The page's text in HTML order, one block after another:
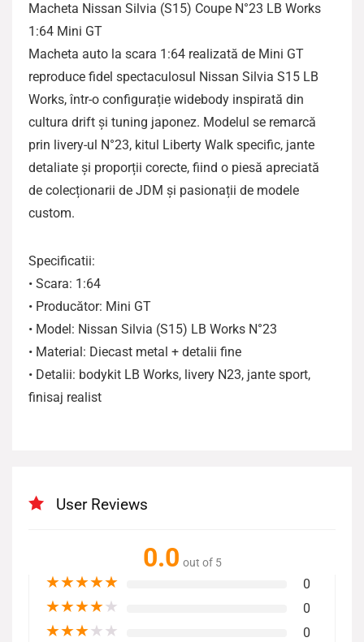
Macheta Nissan Silvia (S15) Coupe N°23 LB Works
1:64 Mini GT
Macheta auto la scara 1:64 realizată de Mini GT
reproduce fidel spectaculosul Nissan Silvia S15 LB
Works, într-o configurație widebody inspirată din
cultura drift și tuning japonez. Modelul se remarcă
prin livery-ul N°23, kitul Liberty Walk specific, jante
detaliate și proporții corecte, fiind o piesă apreciată
de colecționarii de JDM și pasionații de modele
custom.
Specificatii:
• Scara: 1:64
• Producător: Mini GT
• Model: Nissan Silvia (S15) LB Works N°23
• Material: Diecast metal + detalii fine
• Detalii: bodykit LB Works, livery N23, jante sport,
finisaj realist
User Reviews
0.0 out of 5
★★★★★ 0
★★★★★ 0
★★★★★ 0